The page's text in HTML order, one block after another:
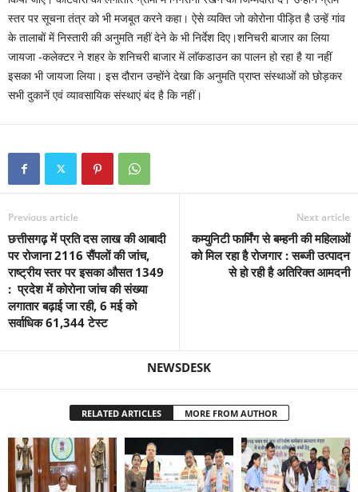
स्तर पर सूचना तंत्र को भी मजबूत करने कहा। ऐसे व्यक्ति जो कोरोना पीड़ित है उन्हें गांव
के तालाबों में निस्तारी की अनुमति नहीं देने के भी निर्देश दिए।शनिचरी बाजार का लिया
जायजा -कलेक्टर ने शहर के शनिचरी बाजार में लाॅकडाउन का पालन हो रहा है या नहीं
इसका भी जायजा लिया। इस दौरान उन्होंने देखा कि अनुमति प्राप्त संस्थाओं को छोड़कर
सभी दुकानें एवं व्यावसायिक संस्थाएं बंद है कि नहीं।
Previous article
छत्तीसगढ़ में प्रति दस लाख की आबादी
पर रोजाना 2116 सैंपलों की जांच,
राष्ट्रीय स्तर पर इसका औसत 1349
: प्रदेश में कोरोना जांच की संख्या
लगातार बढ़ाई जा रही, 6 मई को
सर्वाधिक 61,344 टेस्ट
Next article
कम्युनिटी फार्मिंग से बम्हनी की महिलाओं
को मिल रहा है रोजगार : सब्जी उत्पादन
से हो रही है अतिरिक्त आमदनी
NEWSDESK
RELATED ARTICLES MORE FROM AUTHOR